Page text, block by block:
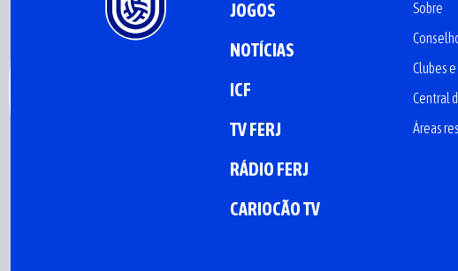
JOGOS
NOTÍCIAS
ICF
TV FERJ
RÁDIO FERJ
CARIOCÃO TV
Sobre
Clubes
Central
Áreas